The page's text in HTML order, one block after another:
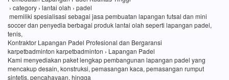
› category › lantai olah › padel
memiliki spesialisasi sebagai jasa pembuatan lapangan futsal dan mini
soccer dan penyedia berbagai produk lantai olah seperti lapangan padel,
tenis,
Kontraktor Lapangan Padel Profesional dan Bergaransi
karpetbadminton karpetbadminton › Lapangan Padel
Kami menyediakan paket lengkap pembangunan lapangan padel yang
mencakup desain, konstruksi, pemasangan kaca, pemasangan rumput
sintetis, pencahayaan, hingga